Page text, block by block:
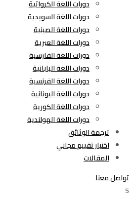
دورات اللغة الكرواتية
دورات اللغة السويدية
دورات اللغة الصينية
دورات اللغة العبرية
دورات اللغة الفارسية
دورات اللغة اليابانية
دورات اللغة الفرنسية
دورات اللغة اليونانية
دورات اللغة الكورية
دورات اللغة الهولندية
ترجمة الوثائق
اختبار تقييم مجاني
المقالات
تواصل معنا
5